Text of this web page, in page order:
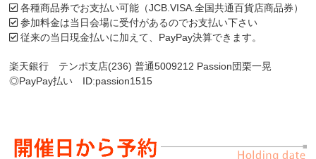
各種商品券でお支払い可能（JCB.VISA.全国共通百貨店商品券）
参加料金は当日会場に受付があるのでお支払い下さい
従来の当日現金払いに加えて、PayPay決算できます。
楽天銀行 テンポ支店(236) 普通5009212 Passion団栗一晃
◎PayPay払い ID:passion1515